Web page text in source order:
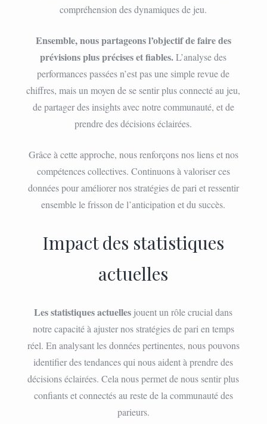
compréhension des dynamiques de jeu.
Ensemble, nous partageons l’objectif de faire des
prévisions plus précises et fiables.L’analyse des
performances passées n’est pas une simple revue de
chiffres, mais un moyen de se sentir plus connecté au jeu,
de partager des insights avec notre communauté, et de
prendre des décisions éclairées.
Grâce à cette approche, nous renforçons nos liens et nos
compétences collectives. Continuons à valoriser ces
données pour améliorer nos stratégies de pari et ressentir
ensemble le frisson de l’anticipation et du succès.
Impact des statistiques
actuelles
Les statistiques actuelles jouent un rôle crucial dans
notre capacité à ajuster nos stratégies de pari en temps
réel. En analysant les données pertinentes, nous pouvons
identifier des tendances qui nous aident à prendre des
décisions éclairées. Cela nous permet de nous sentir plus
confiants et connectés au reste de la communauté des
parieurs.